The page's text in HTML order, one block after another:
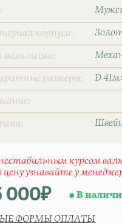
корпуса
механизма
размеры D
нестабильным курсом
узнавайте у
000₽ В
ФОРМЫ ОПЛАТЫ